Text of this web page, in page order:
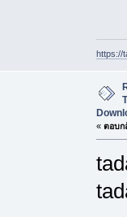
https://
« ตอบก